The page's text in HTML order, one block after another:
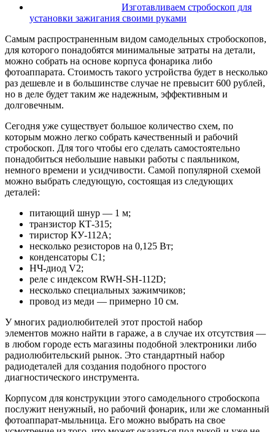
Изготавливаем стробоскоп для
установки зажигания своими руками
Самым распространенным видом самодельных стробоскопов,
для которого понадобятся минимальные затраты на детали,
можно собрать на основе корпуса фонарика либо
фотоаппарата. Стоимость такого устройства будет в несколько
раз дешевле и в большинстве случае не превысит 600 рублей,
но в деле будет таким же надежным, эффективным и
долговечным.
Сегодня уже существует большое количество схем, по
которым можно легко собрать качественный и рабочий
стробоскоп. Для того чтобы его сделать самостоятельно
понадобиться небольшие навыки работы с паяльником,
немного времени и усидчивости. Самой популярной схемой
можно выбрать следующую, состоящая из следующих
деталей:
питающий шнур — 1 м;
транзистор КТ-315;
тиристор КУ-112А;
несколько резисторов на 0,125 Вт;
конденсаторы С1;
НЧ-диод V2;
реле с индексом RWH-SH-112D;
несколько специальных зажимчиков;
провод из меди — примерно 10 см.
У многих радиолюбителей этот простой набор
элементов можно найти в гараже, а в случае их отсутствия —
в любом городе есть магазины подобной электроники либо
радиолюбительский рынок. Это стандартный набор
радиодеталей для создания подобного простого
диагностического инструмента.
Корпусом для конструкции этого самодельного стробоскопа
послужит ненужный, но рабочий фонарик, или же сломанный
фотоаппарат-мыльница. Его можно выбрать на свое